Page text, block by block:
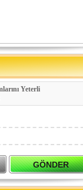
Yeterli